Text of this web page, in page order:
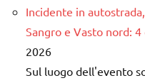
Incidente in
Sangro e Vasto nord:
2026
Sul luogo dell'evento